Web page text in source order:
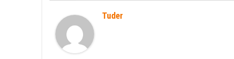
Tuder